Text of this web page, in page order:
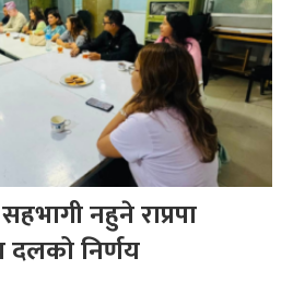
नहुने राप्रपा
दलको निर्णय